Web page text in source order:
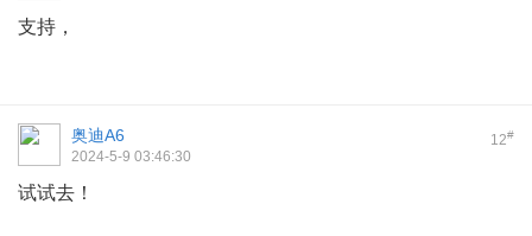
支持，
12#
奥迪A6
2024-5-9 03:46:30
试试去！